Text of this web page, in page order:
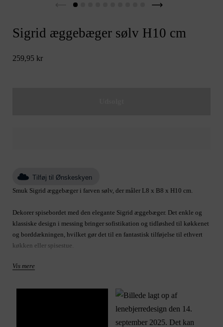
Sigrid æggebæger sølv H10 cm
259,95 kr
Tilføj til Ønskeskyen
Smuk Sigrid æggebæger i farven sølv, der måler L8 x B8 x H10 cm.
Dekorer spisebordet med den elegante Sigrid æggebæger. Det enkle og
klassiske design i messing bringer sofistikation og tidløshed til køkkenet
og borddækningen, hvilket gør det til en fantastisk tilføjelse til ethvert
køkken eller spisestue.
Produkt: æggebæger
Varenummer: A00026127
Vis mere